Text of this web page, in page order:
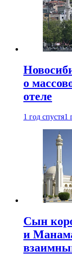
о
отеле
1 год спустя1
Сын
и